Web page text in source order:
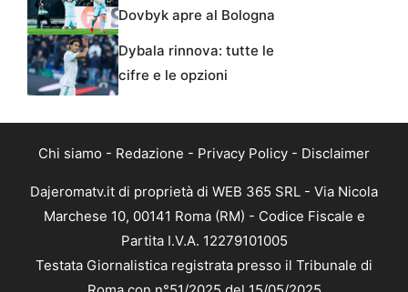
Dovbyk apre al Bologna
Dybala rinnova: tutte le
cifre e le opzioni
Chi siamo - Redazione - Privacy Policy - Disclaimer
Dajeromatv.it di proprietà di WEB 365 SRL - Via Nicola
Marchese 10, 00141 Roma (RM) - Codice Fiscale e
Partita I.V.A. 12279101005
Testata Giornalistica registrata presso il Tribunale di